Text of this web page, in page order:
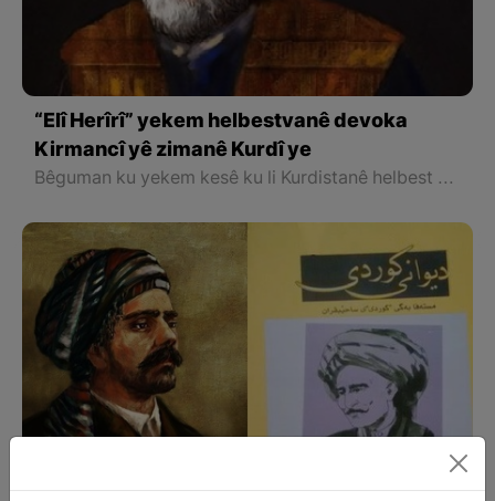
“Elî Herîrî” yekem helbestvanê devoka
Kirmancî yê zimanê Kurdî ye
Bêguman ku yekem kesê ku li Kurdistanê helbest bi devoka Kirmancî nivîsiye, Elî Herîrî ye û belgeya herî rast jî heman helbesta Ehmedî Xanî ye, ku wî navborî wek pêşengê xwe hesibandiye.